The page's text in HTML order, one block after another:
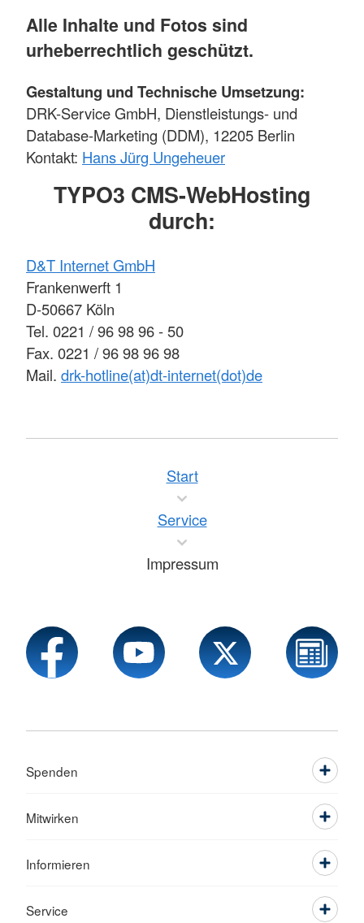
Alle Inhalte und Fotos sind
urheberrechtlich geschützt.
Gestaltung und Technische Umsetzung:
DRK-Service GmbH, Dienstleistungs- und
Database-Marketing (DDM), 12205 Berlin
Kontakt: Hans Jürg Ungeheuer
TYPO3 CMS-WebHosting
durch:
D&T Internet GmbH
Frankenwerft 1
D-50667 Köln
Tel. 0221 / 96 98 96 - 50
Fax. 0221 / 96 98 96 98
Mail. drk-hotline(at)dt-internet(dot)de
Start
Service
Impressum
Spenden
Mitwirken
Informieren
Service